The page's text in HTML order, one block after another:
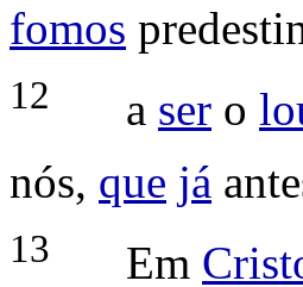
fomos
12 a ser o
nós, que já
13 Em